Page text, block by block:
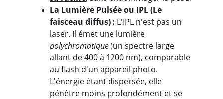
La Lumière Pulsée ou IPL (Le
faisceau diffus) : L'IPL n'est pas un
laser. Il émet une lumière
polychromatique (un spectre large
allant de 400 à 1200 nm), comparable
au flash d'un appareil photo.
L'énergie étant dispersée, elle
pénètre moins profondément et se